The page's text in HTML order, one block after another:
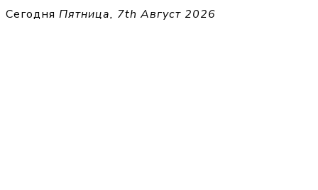
Перейти
Сегодня Пятница, 7th Август 2026